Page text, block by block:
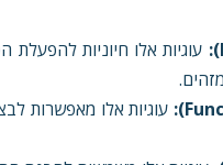
עוגיות אלו חיוניות
עוגיות אלו מאפשרות